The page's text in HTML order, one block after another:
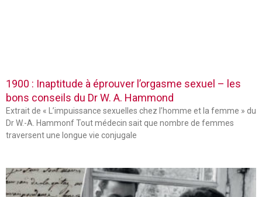
1900 : Inaptitude à éprouver l’orgasme sexuel – les
bons conseils du Dr W. A. Hammond
Extrait de « L’impuissance sexuelles chez l’homme et la femme » du
Dr W.-A. Hammonf Tout médecin sait que nombre de femmes
traversent une longue vie conjugale